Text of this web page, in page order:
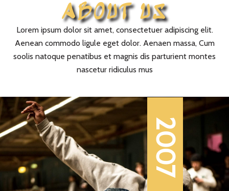
ABOUT US
Lorem ipsum dolor sit amet, consectetuer adipiscing elit.
Aenean commodo ligule eget dolor. Aenaen massa, Cum
soolis natoque penatibus et magnis dis parturient montes
nascetur ridiculus mus
2007